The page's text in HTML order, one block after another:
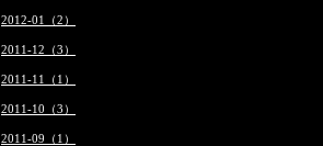
2012-01（2）
2011-12（3）
2011-11（1）
2011-10（3）
2011-09（1）